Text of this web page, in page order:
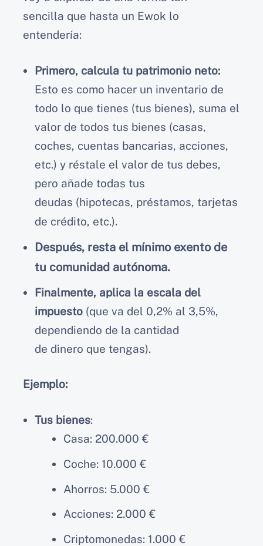
sencilla que hasta un Ewok lo
entendería:
Primero, calcula tu patrimonio neto:
Esto es como hacer un inventario de
todo lo que tienes (tus bienes), suma el
valor de todos tus bienes (casas,
coches, cuentas bancarias, acciones,
etc.) y réstale el valor de tus debes,
pero añade todas tus
deudas (hipotecas, préstamos, tarjetas
de crédito, etc.).
Después, resta el mínimo exento de
tu comunidad autónoma.
Finalmente, aplica la escala del
impuesto (que va del 0,2% al 3,5%,
dependiendo de la cantidad
de dinero que tengas).
Ejemplo:
Tus bienes:
Casa: 200.000 €
Coche: 10.000 €
Ahorros: 5.000 €
Acciones: 2.000 €
Criptomonedas: 1.000 €